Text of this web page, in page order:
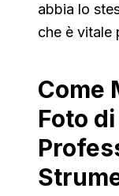
abbia lo
che è vitale
Come
Foto